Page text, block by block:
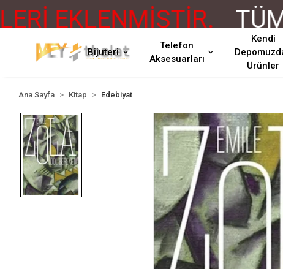
EKLENMİŞTİR. TÜM
Bijuteri
Telefon
Aksesuarları
Kendi
Ürünler
Ana Sayfa Kitap Edebiyat